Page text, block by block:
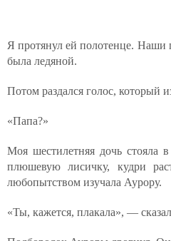
Я протянул ей полотенце. Наши
была ледяной.
Потом раздался голос, который
«Папа?»
Моя шестилетняя дочь стояла
плюшевую лисичку, кудри
любопытством изучала Аурору.
«Ты, кажется, плакала», —